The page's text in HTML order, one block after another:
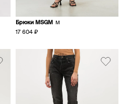
Брюки MSGM M
17 604 ₽